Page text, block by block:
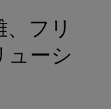
フリ
ューシ